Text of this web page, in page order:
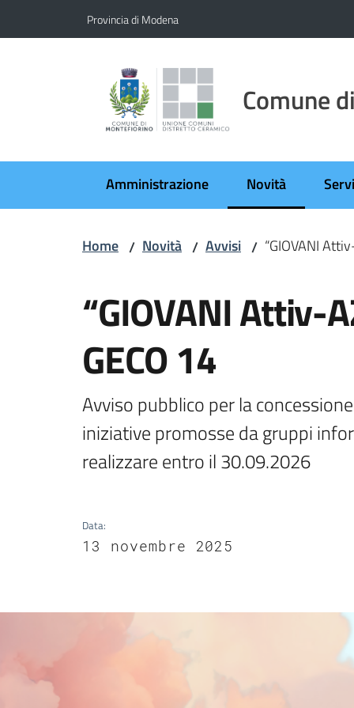
Provincia di Modena
Comune
Amministrazione Novità
Menu selezionato
Home / Novità / Avvisi / “GIOVANI
“GIOVANI Attiv-
GECO 14
Avviso pubblico per la
iniziative promosse da gruppi
realizzare entro il 30.09.2026
Data:
13 novembre 2025